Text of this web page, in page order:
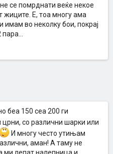
се помрднати веќе некое
жиците. Е, тоа многу ама
имам во неколку бои, покрај
беа 150 сеа 200 ги
црни, со различни шарки или
И многу често утињам
аман! А таму не